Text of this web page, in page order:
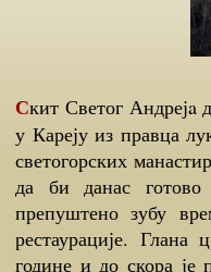
Скит Светог Андрејa данас припада манастиру Ватопед. Налази се на улазу
у Кареју из правца
светогорских
да би данас
препуштено зубу
рестаурације. Глана
године и до скора је